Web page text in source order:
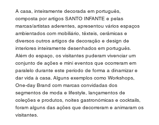
A casa, inteiramente decorada em português,
composta por artigos SANTO INFANTE e pelas
marcas/artistas aderentes, apresentou vários espaços
ambientados com mobiliário, têxteis, cerâmicas e
diversos outros artigos de decoração e design de
interiores inteiramente desenhados em português.
Além do espaço, os visitantes puderam vivenciar um
conjunto de ações e mini eventos que ocorreram em
paralelo durante este período de forma a dinamizar e
dar vida à casa. Alguns exemplos como Workshops,
One-day Brand com marcas convidadas dos
segmentos de moda e lifestyle, lançamentos de
coleções e produtos, noites gastronómicas e cocktails,
foram alguns das ações que decorreram e animaram os
visitantes.